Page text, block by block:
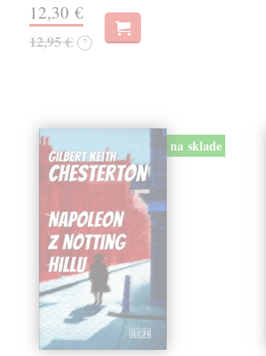
12,30 €
12,95 € ?
na sklade